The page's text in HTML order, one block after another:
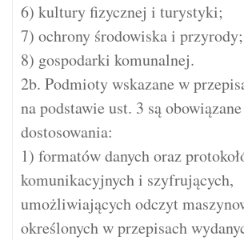
6) kultury fizycznej i turystyki;
7) ochrony środowiska i przyrody;
8) gospodarki komunalnej.
2b. Podmioty wskazane w
na podstawie ust. 3 są
dostosowania:
1) formatów danych oraz
komunikacyjnych i szyfrujących,
umożliwiających odczyt
określonych w przepisach